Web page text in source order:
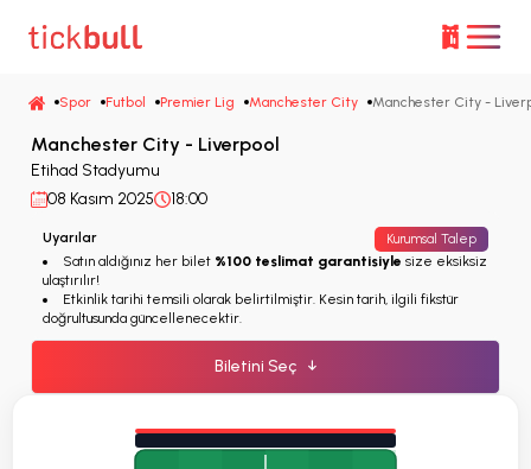
Spor Futbol Premier Lig Manchester City Manchester City -
Manchester City - Liverpool
Etihad Stadyumu
08 Kasım 2025
18:00
Uyarılar Kurumsal Talep
Satın aldığınız her bilet %100 teslimat garantisiyle size eksiksiz
ulaştırılır!
Etkinlik tarihi temsili olarak belirtilmiştir. Kesin tarih, ilgili fikstür
doğrultusunda güncellenecektir.
Biletini Seç ↓